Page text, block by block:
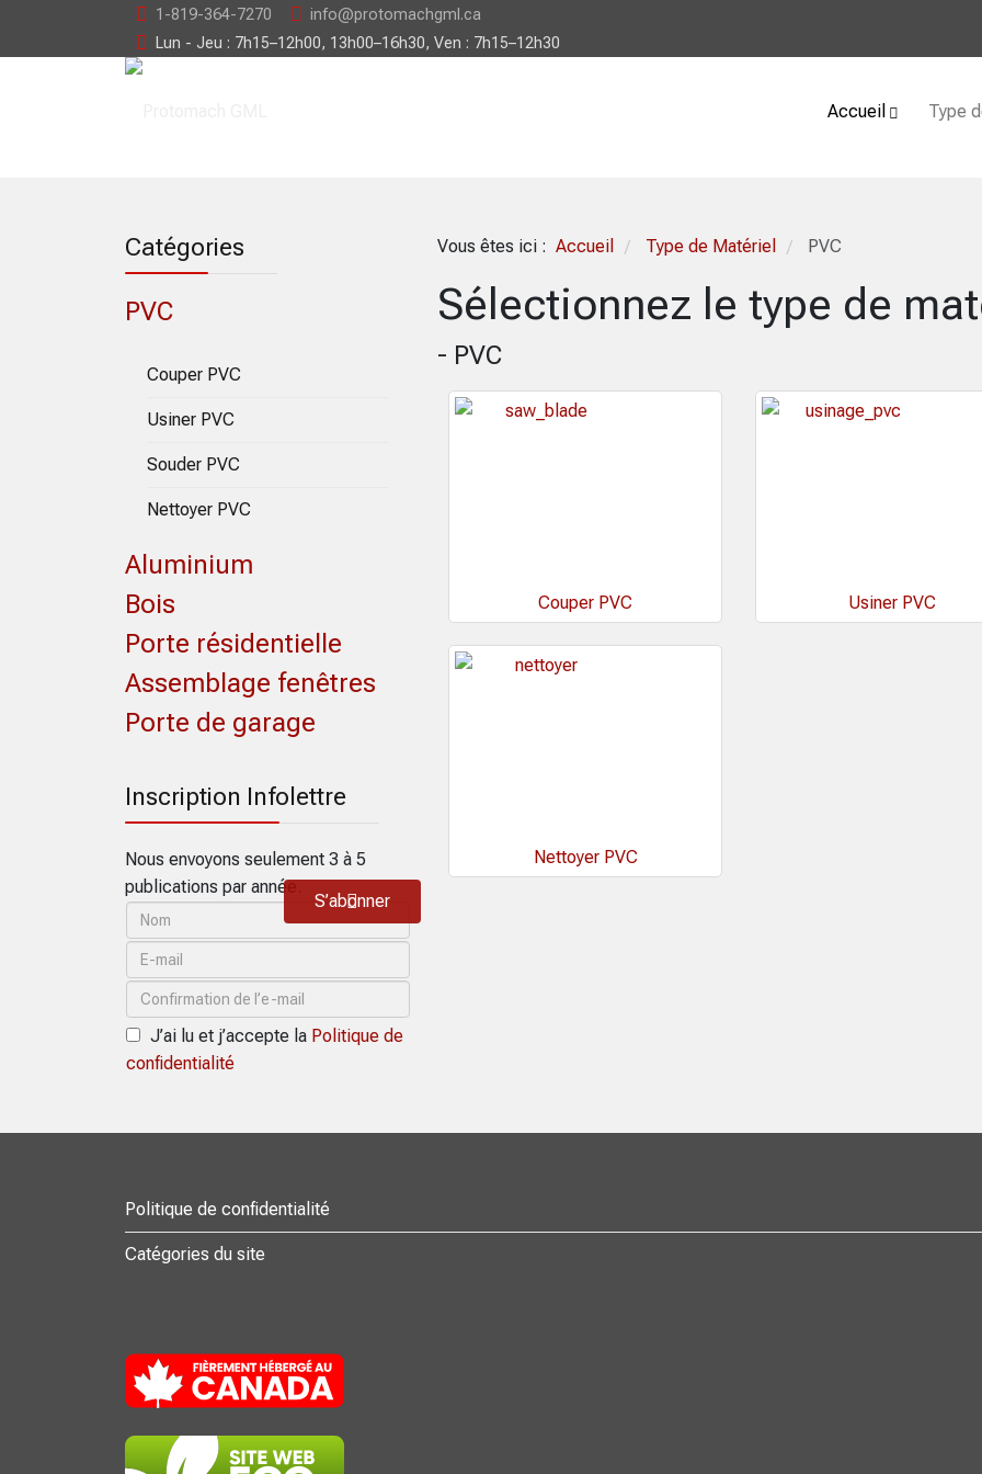
1-819-364-7270
info@protomachgml.ca
Lun - Jeu : 7h15–12h00, 13h00–16h30, Ven : 7h15–12h30
Accueil Type
Catégories
PVC
Couper PVC
Usiner PVC
Souder PVC
Nettoyer PVC
Aluminium
Bois
Porte résidentielle
Assemblage fenêtres
Porte de garage
Inscription Infolettre
Nous envoyons seulement 3 à 5
publications par année.
J’ai lu et j’accepte la Politique de
confidentialité
S’abonner
Vous êtes ici : Accueil / Type de Matériel / PVC
Sélectionnez le type de
- PVC
Couper PVC Usiner PVC
Nettoyer PVC
Politique de confidentialité
Catégories du site